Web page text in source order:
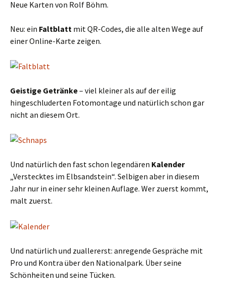
Neue Karten von Rolf Böhm.
Neu: ein Faltblatt mit QR-Codes, die alle alten Wege auf
einer Online-Karte zeigen.
Geistige Getränke– viel kleiner als auf der eilig
hingeschluderten Fotomontage und natürlich schon gar
nicht an diesem Ort.
Und natürlich den fast schon legendären Kalender
„Verstecktes im Elbsandstein“. Selbigen aber in diesem
Jahr nur in einer sehr kleinen Auflage. Wer zuerst kommt,
malt zuerst.
Und natürlich und zuallererst: anregende Gespräche mit
Pro und Kontra über den Nationalpark. Über seine
Schönheiten und seine Tücken.